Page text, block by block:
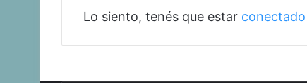
Lo siento, tenés que estar conectado